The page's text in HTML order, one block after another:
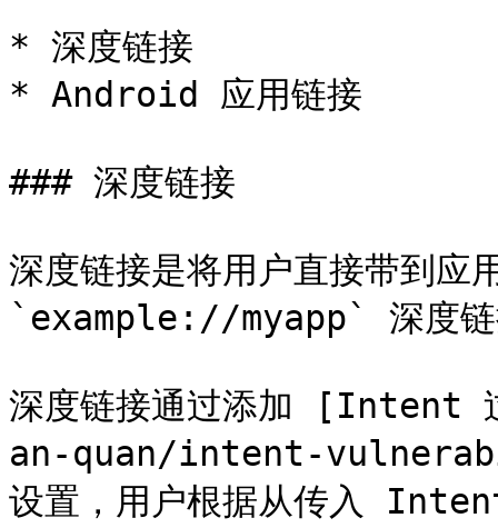
* 深度链接
* Android 应用链接
### 深度链接
深度链接是将用户直接带到应
`example://myapp` 深度
深度链接通过添加
an-quan/intent-
设置，用户根据从传入